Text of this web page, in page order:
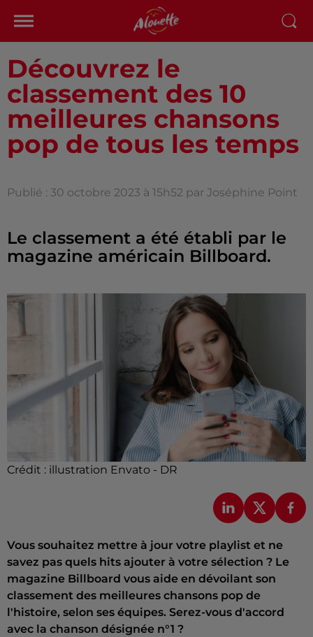
Découvrez le
classement des 10
meilleures chansons
pop de tous les temps
Publié : 30 octobre 2023 à 15h52 par Joséphine Point
Le classement a été établi par le
magazine américain Billboard.
Crédit : illustration Envato - DR
Vous souhaitez mettre à jour votre playlist et ne
savez pas quels hits ajouter à votre sélection ? Le
magazine Billboard vous aide en dévoilant son
classement des meilleures chansons pop de
l'histoire, selon ses équipes. Serez-vous d'accord
avec la chanson désignée n°1 ?